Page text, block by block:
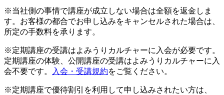
※当社側の事情で講座が成立しない場合は全額を返金しま
す。お客様の都合でお申し込みをキャンセルされた場合は、
所定の手数料を承ります。
※定期講座の受講はよみうりカルチャーに入会が必要です。
定期講座の体験、公開講座の受講はよみうりカルチャーに入
会不要です。
入会・受講規約をご覧ください。
※定期講座で優待割引を利用して申し込みされたい方は、